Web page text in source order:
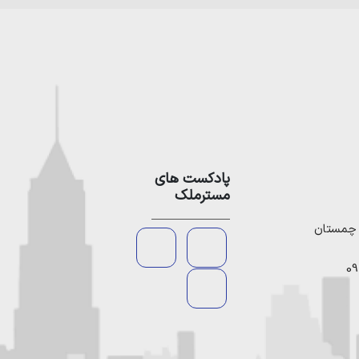
پادکست های
مسترملک